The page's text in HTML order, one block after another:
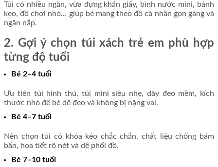
Túi có nhiều ngăn, vừa đựng khăn giấy, bình nước mini, bánh
kẹo, đồ chơi nhỏ… giúp bé mang theo đồ cá nhân gọn gàng và
ngăn nắp.
2. Gợi ý chọn túi xách trẻ em phù hợp
từng độ tuổi
Bé 2–4 tuổi
Ưu tiên túi hình thú, túi mini siêu nhẹ, dây đeo mềm, kích
thước nhỏ để bé dễ đeo và không bị nặng vai.
Bé 4–7 tuổi
Nên chọn túi có khóa kéo chắc chắn, chất liệu chống bám
bẩn, họa tiết rõ nét và dễ phối đồ.
Bé 7–10 tuổi